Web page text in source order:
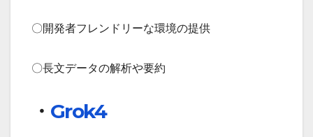
〇開発者フレンドリーな環境の提供
〇長文データの解析や要約
・ Grok4